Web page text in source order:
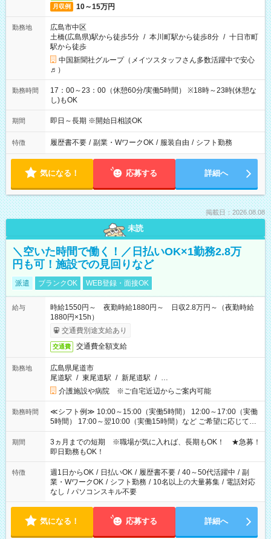
月収例 10～15万円
勤務地
広島市中区
土橋(広島県)駅から徒歩5分 / 本川町駅から徒歩8分 / 十日市町
駅から徒歩
中国新聞社グループ（メイツスタッフさん多数活躍中で安心
♬）
勤務時間
17：00～23：00（休憩60分/実働5時間） ※18時～23時(休憩な
し)もOK
期間 即日～長期 ※開始日相談OK
特徴 履歴書不要 / 副業・WワークOK / 服装自由 / シフト勤務
気になる！ 応募する 詳細へ
掲載日：2026.08.08
未読
＼空いた時間で働く！／日払いOK×1勤務2.8万
円も可！施設での見回りなど
派遣 ブランクOK WEB登録・面接OK
給与
時給1550円～ 夜勤時給1880円～ 日収2.8万円～（夜勤時給
1880円×15h）
交通費別途支給あり
交通費 交通費全額支給
勤務地
広島県尾道市
尾道駅 / 東尾道駅 / 新尾道駅 / …
介護施設や病院 ※ご自宅近辺からご案内可能
勤務時間
≪シフト例≫ 10:00～15:00（実働5時間） 12:00～17:00（実働
5時間） 17:00～翌10:00（実働15時間）など ご希望に応じて、
働く時間は調整できます！ お気軽に担当へ相談ください！
期間
3ヵ月までの短期 ※職場が気に入れば、長期もOK！ ★急募！
即日勤務もOK！
特徴 週1日からOK / 日払いOK / 履歴書不要 / 40～50代活躍中 / 副
業・WワークOK / シフト勤務 / 10名以上の大量募集 / 電話対応
なし / パソコンスキル不要
気になる！ 応募する 詳細へ